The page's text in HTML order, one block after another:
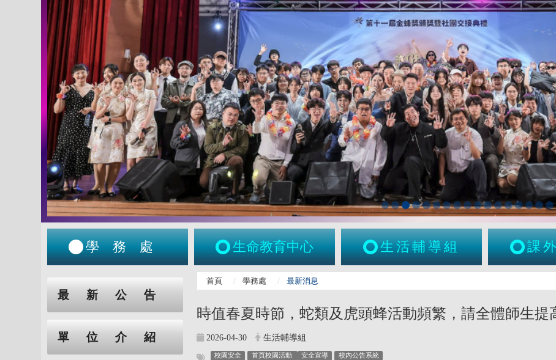
學務處 生命教育中心 生活輔導組 課
最新公告
單位介紹
首頁 學務處 最新消息
時值春夏時節，蛇類及虎頭蜂活動頻繁，請全體師生提
2026-04-30 生活輔導組
校園安全 首頁校園活動 安全宣導 校內公告系統